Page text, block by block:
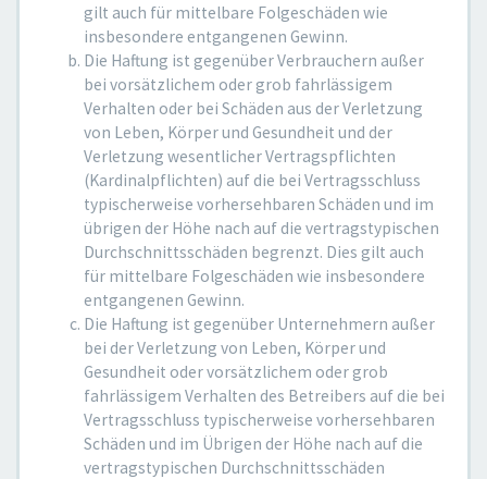
gilt auch für mittelbare Folgeschäden wie
insbesondere entgangenen Gewinn.
Die Haftung ist gegenüber Verbrauchern außer
bei vorsätzlichem oder grob fahrlässigem
Verhalten oder bei Schäden aus der Verletzung
von Leben, Körper und Gesundheit und der
Verletzung wesentlicher Vertragspflichten
(Kardinalpflichten) auf die bei Vertragsschluss
typischerweise vorhersehbaren Schäden und im
übrigen der Höhe nach auf die vertragstypischen
Durchschnittsschäden begrenzt. Dies gilt auch
für mittelbare Folgeschäden wie insbesondere
entgangenen Gewinn.
Die Haftung ist gegenüber Unternehmern außer
bei der Verletzung von Leben, Körper und
Gesundheit oder vorsätzlichem oder grob
fahrlässigem Verhalten des Betreibers auf die bei
Vertragsschluss typischerweise vorhersehbaren
Schäden und im Übrigen der Höhe nach auf die
vertragstypischen Durchschnittsschäden